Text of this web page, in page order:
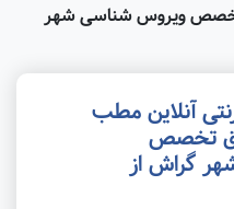
ویروس شناسی شهر
آنلاین مطب
تخصص
گراش از